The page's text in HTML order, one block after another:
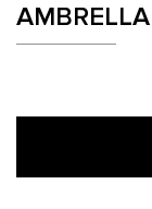
AMBRELLA